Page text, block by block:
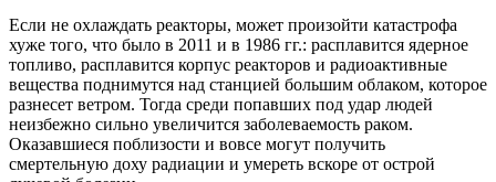
Если не охлаждать реакторы, может произойти катастрофа
хуже того, что было в 2011 и в 1986 гг.: расплавится ядерное
топливо, расплавится корпус реакторов и радиоактивные
вещества поднимутся над станцией большим облаком, которое
разнесет ветром. Тогда среди попавших под удар людей
неизбежно сильно увеличится заболеваемость раком.
Оказавшиеся поблизости и вовсе могут получить
смертельную доху радиации и умереть вскоре от острой